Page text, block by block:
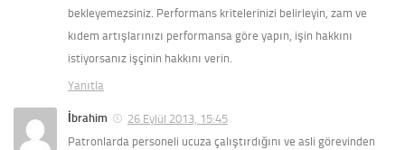
bekleyemezsiniz. Performans kritelerinizi belirleyin, zam ve
kıdem artışlarınızı performansa göre yapın, işin hakkını
istiyorsanız işçinin hakkını verin.
Yanıtla
İbrahim
26 Eylül 2013, 15:45
Patronlarda personeli ucuza çalıştırdığını ve asli görevinden